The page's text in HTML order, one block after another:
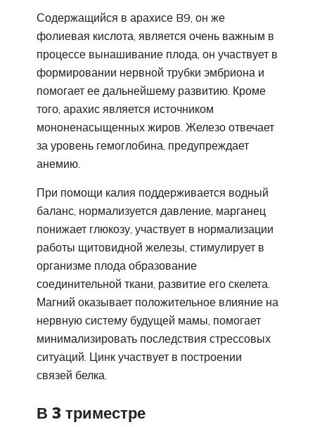
Содержащийся в арахисе B9, он же
фолиевая кислота, является очень важным в
процессе вынашивание плода, он участвует в
формировании нервной трубки эмбриона и
помогает ее дальнейшему развитию. Кроме
того, арахис является источником
мононенасыщенных жиров. Железо отвечает
за уровень гемоглобина, предупреждает
анемию.
При помощи калия поддерживается водный
баланс, нормализуется давление, марганец
понижает глюкозу, участвует в нормализации
работы щитовидной железы, стимулирует в
организме плода образование
соединительной ткани, развитие его скелета.
Магний оказывает положительное влияние на
нервную систему будущей мамы, помогает
минимализировать последствия стрессовых
ситуаций. Цинк участвует в построении
связей белка.
В 3 триместре